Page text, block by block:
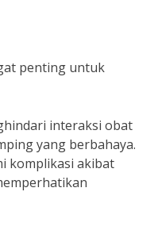
penting untuk
interaksi obat
yang berbahaya.
komplikasi akibat